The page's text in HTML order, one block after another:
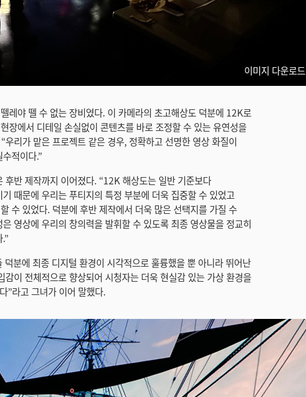
이미지 다운로드
야 뗄 수 없는 장비였다. 이 카메라의 초고해상도 덕분에 12K로
장에서 디테일 손실없이 콘텐츠를 바로 조정할 수 있는 유연성을
우리가 맡은 프로젝트 같은 경우, 정확하고 선명한 영상 화질이
적이다.”
후반 제작까지 이어졌다. “12K 해상도는 일반 기준보다
때문에 우리는 푸티지의 특정 부분에 더욱 집중할 수 있었고
수 있었다. 덕분에 후반 제작에서 더욱 많은 선택지를 가질 수
영상에 우리의 창의력을 발휘할 수 있도록 최종 영상물을 정교히
분에 최종 디지털 환경이 시각적으로 훌륭했을 뿐 아니라 뛰어난
이 전체적으로 향상되어 시청자는 더욱 현실감 있는 가상 환경을
”라고 그녀가 이어 말했다.